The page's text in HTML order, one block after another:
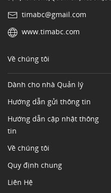
timabc@gmail.com
www.timabc.com
Về chúng tôi
Dành cho nhà Quản lý
Hướng dẫn gửi thông tin
Hướng dẫn cập nhật thông
tin
Về chúng tôi
Quy định chung
Liên Hệ